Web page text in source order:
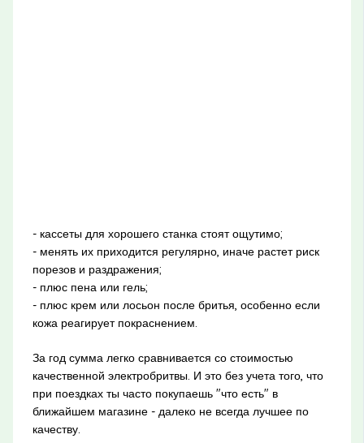
- кассеты для хорошего станка стоят ощутимо;
- менять их приходится регулярно, иначе растет риск
порезов и раздражения;
- плюс пена или гель;
- плюс крем или лосьон после бритья, особенно если
кожа реагирует покраснением.
За год сумма легко сравнивается со стоимостью
качественной электробритвы. И это без учета того, что
при поездках ты часто покупаешь "что есть" в
ближайшем магазине - далеко не всегда лучшее по
качеству.